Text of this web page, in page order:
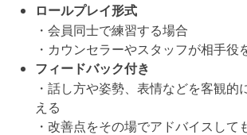
ロールプレイ形式
・会員同士で練習する場合
・カウンセラーやスタッフが相手役
フィードバック付き
・話し方や姿勢、表情などを客観的
える
・改善点をその場でアドバイスして